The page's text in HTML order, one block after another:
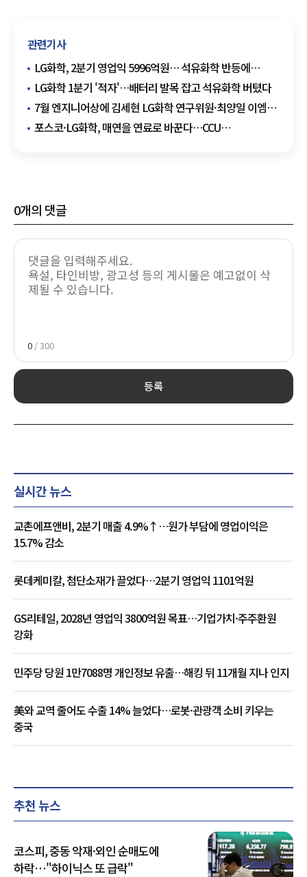
관련기사
LG화학, 2분기 영업익 5996억원… 석유화학 반등에
흑자전환
LG화학 1분기 '적자'…배터리 발목 잡고 석유화학 버텼다
7월 엔지니어상에 김세현 LG화학 연구위원·최양일 이엠텍
대표
포스코·LG화학, 매연을 연료로 바꾼다…CCU
0개의 댓글
0 / 300
등록
실시간 뉴스
교촌에프앤비, 2분기 매출 4.9%↑…원가 부담에 영업이익은
15.7% 감소
롯데케미칼, 첨단소재가 끌었다…2분기 영업익 1101억원
GS리테일, 2028년 영업익 3800억원 목표…기업가치·주주환원
강화
민주당 당원 1만7088명 개인정보 유출…해킹 뒤 11개월 지나 인지
美와 교역 줄어도 수출 14% 늘었다…로봇·관광객 소비 키우는
중국
추천 뉴스
코스피, 중동 악재·외인 순매도에
하락…"하이닉스 또 급락"